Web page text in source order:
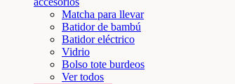
Matcha para llevar
Batidor de bambú
Batidor eléctrico
Vidrio
Bolso tote burdeos
Ver todos